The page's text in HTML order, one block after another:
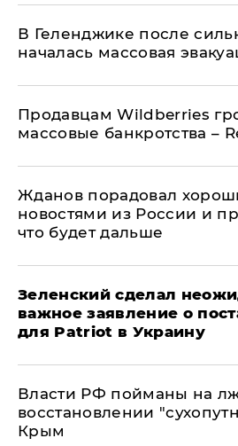
В Геленджике после
началась массовая
Продавцам Wildberries
массовые банкротства –
Жданов порадовал
новостями из России и
что будет дальше
Зеленский сделал
важное заявление о
для Patriot в Украину
Власти РФ пойманы на
восстановлении
Крым